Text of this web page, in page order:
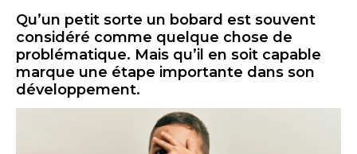
Qu’un petit sorte un bobard est souvent
considéré comme quelque chose de
problématique. Mais qu’il en soit capable
marque une étape importante dans son
développement.